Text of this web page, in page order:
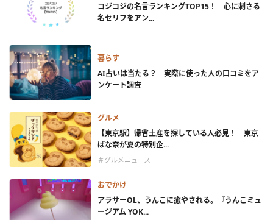
コジコジの名言ランキングTOP15！ 心に刺さる
名セリフをアン...
暮らす
AI占いは当たる？ 実際に使った人の口コミをア
ンケート調査
グルメ
【東京駅】帰省土産を探している人必見！ 東京
ばな奈が夏の特別企...
＃グルメニュース
おでかけ
アラサーOL、うんこに癒やされる。『うんこミュ
ージアム YOK...